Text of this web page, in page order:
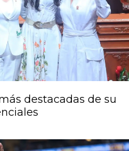
destacadas de su